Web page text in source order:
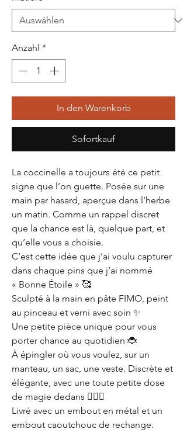
Anzahl *
In den Warenkorb
Sofortkauf
La coccinelle a toujours été ce petit
signe que l’on guette. Posée sur une
main par hasard, aperçue dans l’herbe
un matin. Comme un rappel discret
que la chance est là, quelque part, et
qu’elle vous a choisie.
C’est cette idée que j’ai voulu capturer
dans chaque pins que j’ai nommé
« Bonne Étoile » 🥰
Sculpté à la main en pâte FIMO, peint
au pinceau et verni avec soin ✨
Une petite pièce unique pour vous
porter chance au quotidien 🐞
À épingler où vous voulez, sur un
manteau, un sac, une veste. Discrète et
élégante, avec une toute petite dose
de magie dedans 🧚🏼‍♀️
Livré avec un embout en métal et un
embout caoutchouc de rechange.